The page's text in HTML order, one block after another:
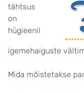
tähtsus
on
hügieenil
igemehaiguste
Mida mõistetakse